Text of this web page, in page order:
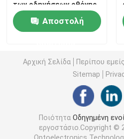
των οδηγήσεων οθόνης
Αποστολή
Αρχική Σελίδα Περίπου εμείς
Sitemap
Ποιότητα Οδηγημένη
εργοστάσιο.Copyright ©
Optoelectronics